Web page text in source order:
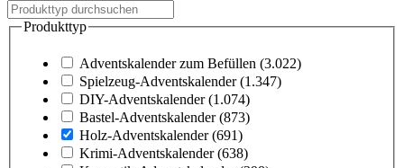
Produkttyp
Adventskalender zum Befüllen (3.022)
Spielzeug-Adventskalender (1.347)
DIY-Adventskalender (1.074)
Bastel-Adventskalender (873)
Holz-Adventskalender (691)
Krimi-Adventskalender (638)